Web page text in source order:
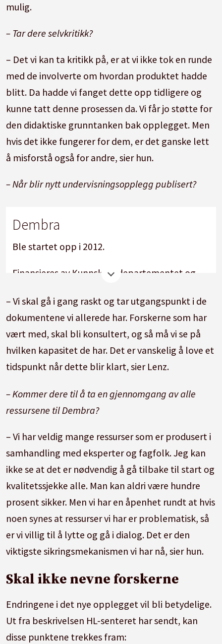
mulig.
– Tar dere selvkritikk?
– Det vi kan ta kritikk på, er at vi ikke tok en runde
med de involverte om hvordan produktet hadde
blitt. Da hadde vi fanget dette opp tidligere og
kunne tatt denne prosessen da. Vi får jo støtte for
den didaktiske grunntanken bak opplegget. Men
hvis det ikke fungerer for dem, er det ganske lett
å misforstå også for andre, sier hun.
– Når blir nytt undervisningsopplegg publisert?
Dembra
Ble startet opp i 2012.
Finansieres av Kunnskapsdepartementet og
statsbudsjettet. Bevilgning på 16,5 millioner
kroner i 2025.
Ledes av Senter for studier av Holocaust og
livssynsminoriteter (HL-senteret). Også andre
bidragslisten.
antisemittisme, rasisme og udemokratiske
holdninger, med ressurser om blant annet
konspirasjonsteorier, Gaza-krigen og hvordan
snakke om sensitive temaer i klasserommet.
Fra 2025 til 2027 skal Dembra evalueres av
uavhengige fagmiljøer. Det skal ses på både
teori, verktøy og hvordan satsingen fungerer i
– Vi skal gå i gang raskt og tar utgangspunkt i de
dokumentene vi allerede har. Forskerne som har
vært med, skal bli konsultert, og så må vi se på
hvilken kapasitet de har. Det er vanskelig å love et
tidspunkt når dette blir klart, sier Lenz.
– Kommer dere til å ta en gjennomgang av alle
ressursene til Dembra?
– Vi har veldig mange ressurser som er produsert i
samhandling med eksperter og fagfolk. Jeg kan
ikke se at det er nødvendig å gå tilbake til start og
kvalitetssjekke alle. Man kan aldri være hundre
prosent sikker. Men vi har en åpenhet rundt at hvis
noen synes at ressurser vi har er problematisk, så
er vi villig til å lytte og gå i dialog. Det er den
viktigste sikringsmekanismen vi har nå, sier hun.
Skal ikke nevne forskerne
Endringene i det nye opplegget vil bli betydelige.
Ut fra beskrivelsen HL-senteret har sendt, kan
disse punktene trekkes fram: